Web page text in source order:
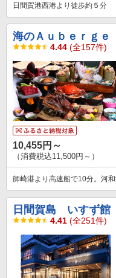
日間賀港西港より徒歩約５分
海のＡｕｂｅｒｇ
4.44 (全157件)
10,455円～
（消費税込11,500円～）
師崎港より高速船で10分。河
日間賀島 いすず館
4.41 (全251件)